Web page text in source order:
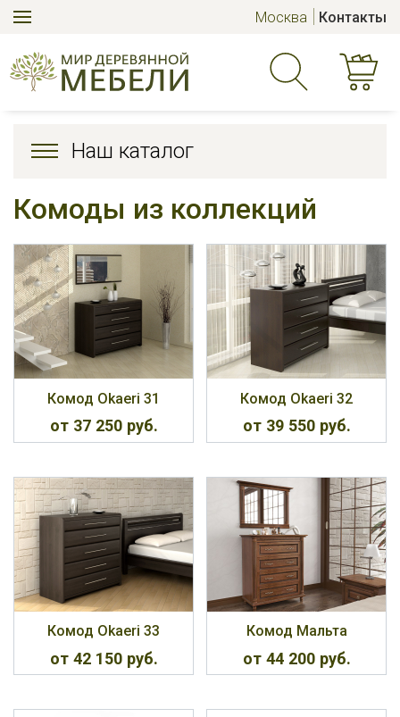
Москва Контакты
Наш каталог
Комоды из коллекций
Комод Okaeri 31
от 37 250 руб.
Комод Okaeri 32
от 39 550 руб.
Комод Okaeri 33
от 42 150 руб.
Комод Мальта
от 44 200 руб.